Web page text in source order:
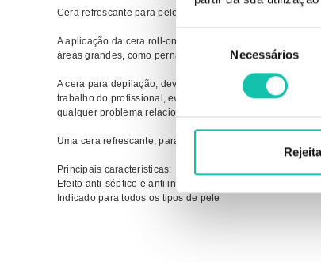
Seleção
de
consentimento
Necessários
Cera refrescante para peles intolerantes ao calor
A aplicação da cera roll-on é uma excelente alternativa
áreas grandes, como pernas e braços.
A cera para depilação, deverá ser aquecida de forma
trabalho do profissional, evitando o desgaste de limpar
qualquer problema relacionado com a contaminação
Uma cera refrescante, para peles intolerantes ao calor. É
Principais características:
Efeito anti-séptico e anti inflamatório
Indicado para todos os tipos de pele